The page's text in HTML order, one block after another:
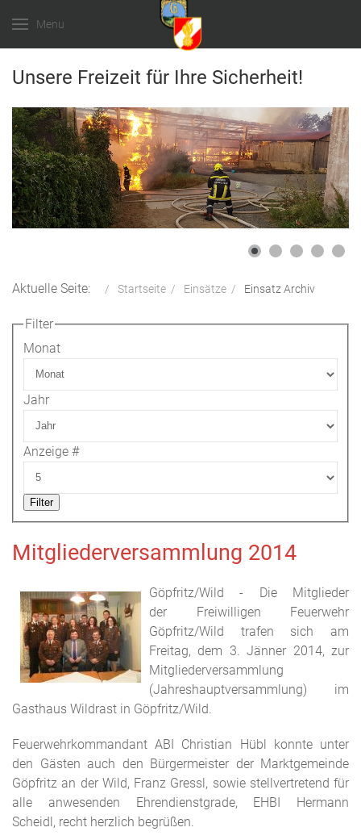
Menu
Unsere Freizeit für Ihre Sicherheit!
Aktuelle Seite: Startseite Einsätze Einsatz Archiv
Filter
Monat
Jahr
Anzeige #
Filter
Mitgliederversammlung 2014
Göpfritz/Wild - Die Mitglieder
der Freiwilligen Feuerwehr
Göpfritz/Wild trafen sich am
Freitag, dem 3. Jänner 2014, zur
Mitgliederversammlung
(Jahreshauptversammlung) im
Gasthaus Wildrast in Göpfritz/Wild.
Feuerwehrkommandant ABI Christian Hübl konnte unter
den Gästen auch den Bürgermeister der Marktgemeinde
Göpfritz an der Wild, Franz Gressl, sowie stellvertretend für
alle anwesenden Ehrendienstgrade, EHBI Hermann
Scheidl, recht herzlich begrüßen.